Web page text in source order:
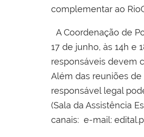
complementar ao
A Coordenação de
17 de junho, às 14h e
responsáveis devem
Além das reuniões
responsável legal
(Sala da Assistência
canais: e-mail: